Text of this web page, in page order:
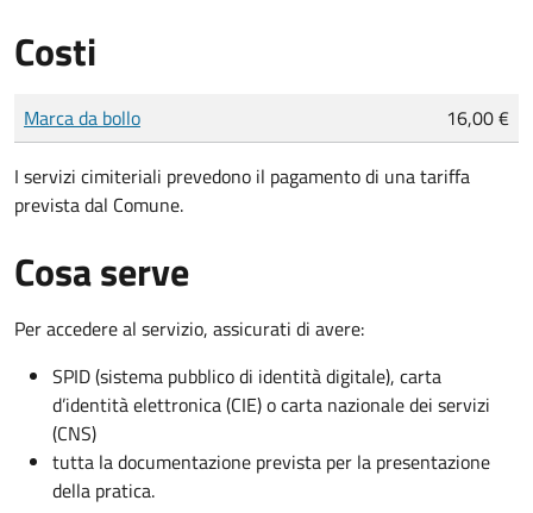
Costi
Tipo di pagamento
Importo
Marca da bollo 16,00 €
I servizi cimiteriali prevedono il pagamento di una tariffa
prevista dal Comune.
Cosa serve
Per accedere al servizio, assicurati di avere:
SPID (sistema pubblico di identità digitale), carta
d’identità elettronica (CIE) o carta nazionale dei servizi
(CNS)
tutta la documentazione prevista per la presentazione
della pratica.